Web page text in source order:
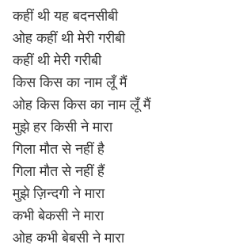
कहीं थी यह बदनसीबी
ओह कहीं थी मेरी गरीबी
कहीं थी मेरी गरीबी
किस किस का नाम लूँ मैं
ओह किस किस का नाम लूँ मैं
मुझे हर किसी ने मारा
गिला मौत से नहीं है
गिला मौत से नहीं हैं
मुझे ज़िन्दगी ने मारा
कभी बेकसी ने मारा
ओह कभी बेबसी ने मारा